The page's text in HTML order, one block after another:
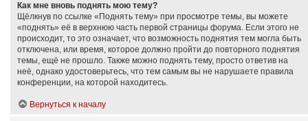
Как мне вновь поднять мою тему?
Щёлкнув по ссылке «Поднять тему» при просмотре темы, вы можете
«поднять» её в верхнюю часть первой страницы форума. Если этого не
происходит, то это означает, что возможность поднятия тем могла быть
отключена, или время, которое должно пройти до повторного поднятия
темы, ещё не прошло. Также можно поднять тему, просто ответив на
неё, однако удостоверьтесь, что тем самым вы не нарушаете правила
конференции, на которой находитесь.
Вернуться к началу